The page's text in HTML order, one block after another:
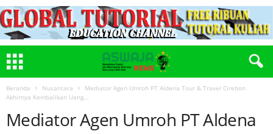
Beranda Nusantara
Mediator Agen Umroh PT Aldena Tour & Travel Cirebon
Akhirnya Kembalikan Uang...
Mediator Agen Umroh PT Aldena